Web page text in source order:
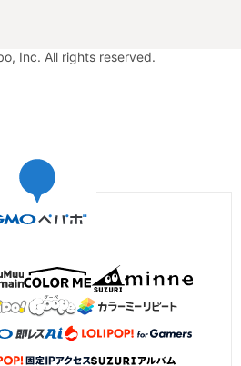
Inc. All rights reserved.